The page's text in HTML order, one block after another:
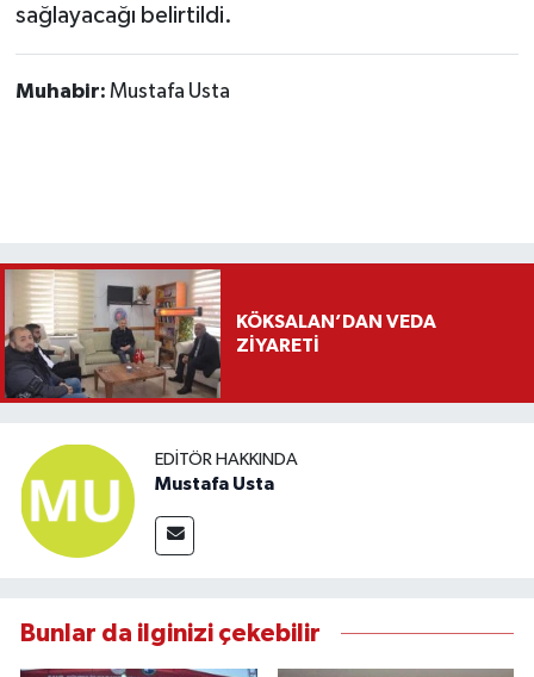
sağlayacağı belirtildi.
Muhabir: Mustafa Usta
KÖKSALAN’DAN VEDA
ZİYARETİ
EDITÖR HAKKINDA
Mustafa Usta
Bunlar da ilginizi çekebilir